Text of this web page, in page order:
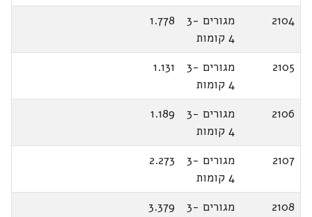
2104
מגורים 3-
4 קומות
1.778
2105
מגורים 3-
4 קומות
1.131
2106
מגורים 3-
4 קומות
1.189
2107
מגורים 3-
4 קומות
2.273
2108
מגורים 3-
3.379